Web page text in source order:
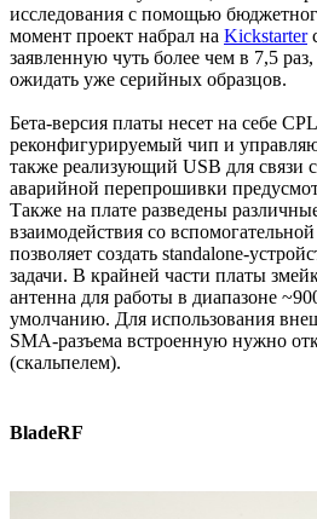
исследования с помощью
момент проект набрал на Kickstarter
заявленную чуть более чем в 7,5
ожидать уже серийных образцов.
Бета-версия платы несет на себе
реконфигурируемый чип и
также реализующий USB для связи
аварийной перепрошивки
Также на плате разведены
взаимодействия со
позволяет создать standalone-
задачи. В крайней части платы
антенна для работы в диапазоне
умолчанию. Для использования
SMA-разъема встроенную нужно
(скальпелем).
BladeRF